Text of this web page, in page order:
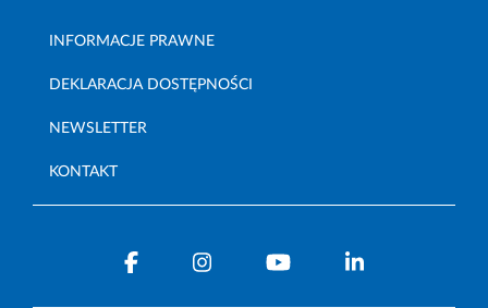
INFORMACJE PRAWNE
DEKLARACJA DOSTĘPNOŚCI
NEWSLETTER
KONTAKT